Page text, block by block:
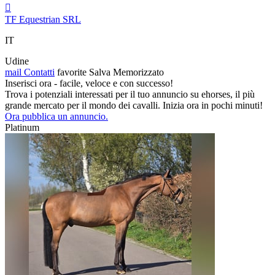

TF Equestrian SRL
IT
Udine
mail Contatti favorite Salva Memorizzato
Inserisci ora - facile, veloce e con successo!
Trova i potenziali interessati per il tuo annuncio su ehorses, il più
grande mercato per il mondo dei cavalli. Inizia ora in pochi minuti!
Ora pubblica un annuncio.
Platinum